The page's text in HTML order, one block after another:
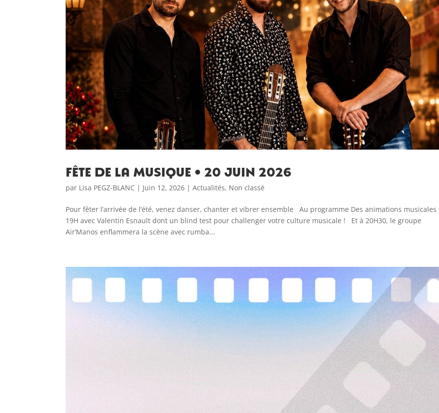
Fête de la musique • 20 juin 2026
par Lisa PEGZ-BLANC | Juin 12, 2026 |Actualités, Non classé
Pour fêter l’arrivée de l’été, venez danser, chanter et vibrer ensemble Au programme Des animations musicales
19H avec Valentin Esnault dont un blind test pour challenger votre culture musicale ! Et à 20H30, le groupe
Air’Manos enflammera la scène avec rumba...